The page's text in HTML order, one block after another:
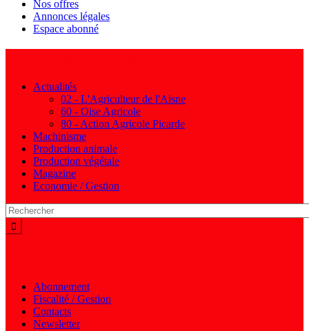
Nos offres
Annonces légales
Espace abonné
Actualités
02 - L'Agriculteur de l'Aisne
60 - Oise Agricole
80 - Action Agricole Picarde
Machinisme
Production animale
Production végétale
Magazine
Economie / Gestion
Abonnement
Fiscalité / Gestion
Contacts
Newsletter